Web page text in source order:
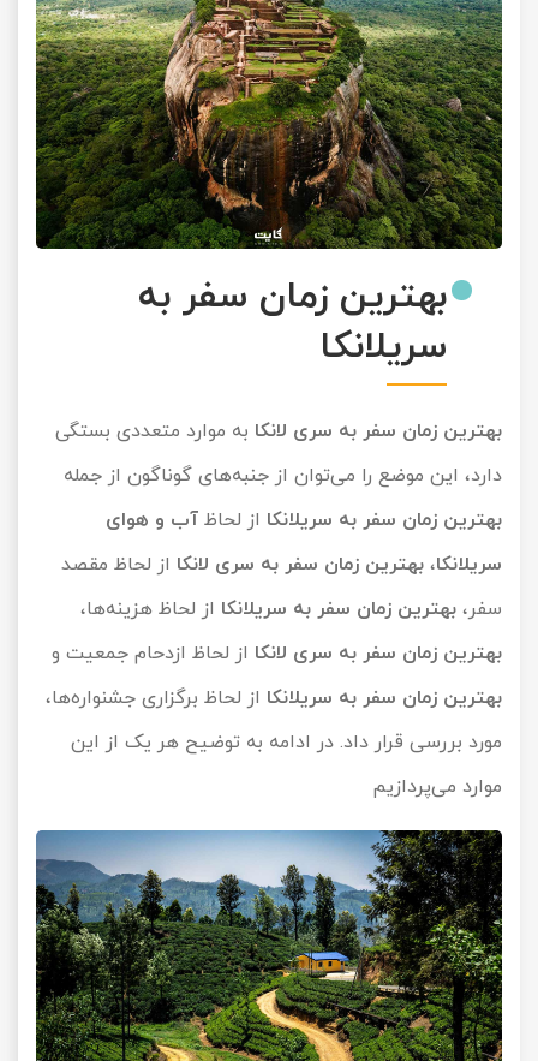
بهترین زمان سفر به
سریلانکا
بهترین زمان سفر به سری لانکا به موارد متعددی بستگی
دارد، این موضع را می‌توان از جنبه‌های گوناگون از جمله
بهترین زمان سفر به سریلانکا از لحاظ آب و هوای
سریلانکا، بهترین زمان سفر به سری لانکا از لحاظ مقصد
سفر، بهترین زمان سفر به سریلانکا از لحاظ هزینه‌ها،
بهترین زمان سفر به سری لانکا از لحاظ ازدحام جمعیت و
بهترین زمان سفر به سریلانکا از لحاظ برگزاری جشنواره‌ها،
مورد بررسی قرار داد. در ادامه به توضیح هر یک از این
موارد می‌پردازیم